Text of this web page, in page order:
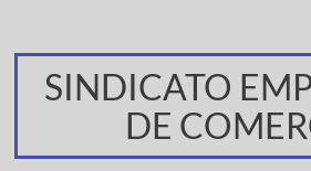
SINDICATO
DE